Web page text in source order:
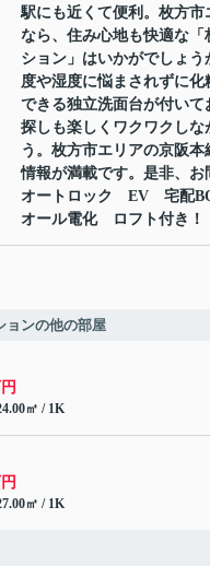
駅にも近くて便利。枚方市
なら、住み心地も快適な「
ション」はいかがでしょう
度や湿度に悩まされずに
できる独立洗面台が付いて
探しも楽しくワクワクしな
う。枚方市エリアの京阪
情報が満載です。是非、お
オートロック EV 宅配
オール電化 ロフト付き！
ョンの他の部屋
㎡ / 1K
㎡ / 1K